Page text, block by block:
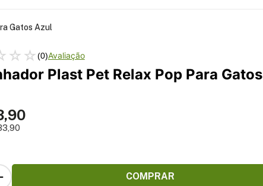
Gatos Azul
☆ ☆(0)
Plast Pet Relax Pop Para Gatos
,90
,90
COMPRAR